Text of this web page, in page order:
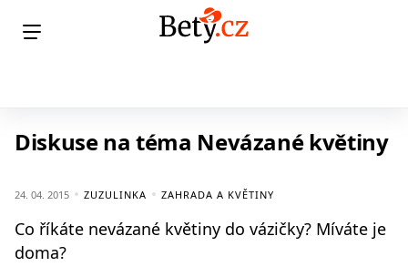
Diskuse na téma Nevázané květiny
24. 04. 2015 ZUZULINKA ZAHRADA A KVĚTINY
Co říkáte nevázané květiny do vázičky? Míváte je
doma?